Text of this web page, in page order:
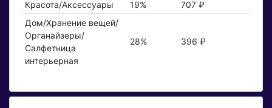
Красота/Аксессуары 19%
707 ₽
Дом/Хранение вещей/
Органайзеры/
Салфетница
интерьерная
28% 396 ₽